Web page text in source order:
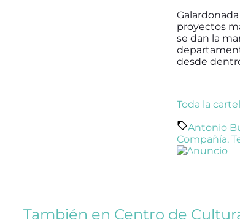
proyectos
se dan la
desde
Toda la
Antonio
Compañía,
También en Centro de